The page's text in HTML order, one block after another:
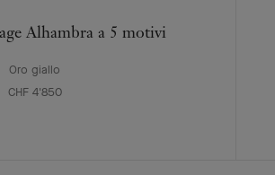
Alhambra a 5 motivi
Oro giallo
CHF 4'850